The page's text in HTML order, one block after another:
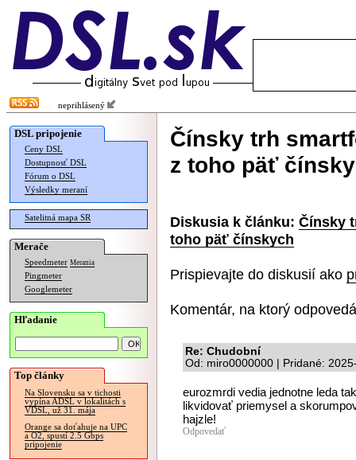
neprihlásený
DSL pripojenie
Ceny DSL
Dostupnosť DSL
Fórum o DSL
Výsledky meraní
Satelitná mapa SR
Merače
Speedmeter Merania
Pingmeter
Googlemeter
Hľadanie
Top články
Na Slovensku sa v tichosti
vypína ADSL v lokalitách s
VDSL, už 31. mája
Orange sa doťahuje na UPC
a O2, spustí 2.5 Gbps
pripojenie
Čínsky trh
z toho päť
Diskusia k článku: Čínsky
toho päť čínskych
Prispievajte do diskusií ako
Komentár, na ktorý
Re: Chudobní
Od: miro0000000 | Pridané:
eurozmrdi vedia jednotne leda
likvidovať priemysel a
hajzle!
Odpovedať